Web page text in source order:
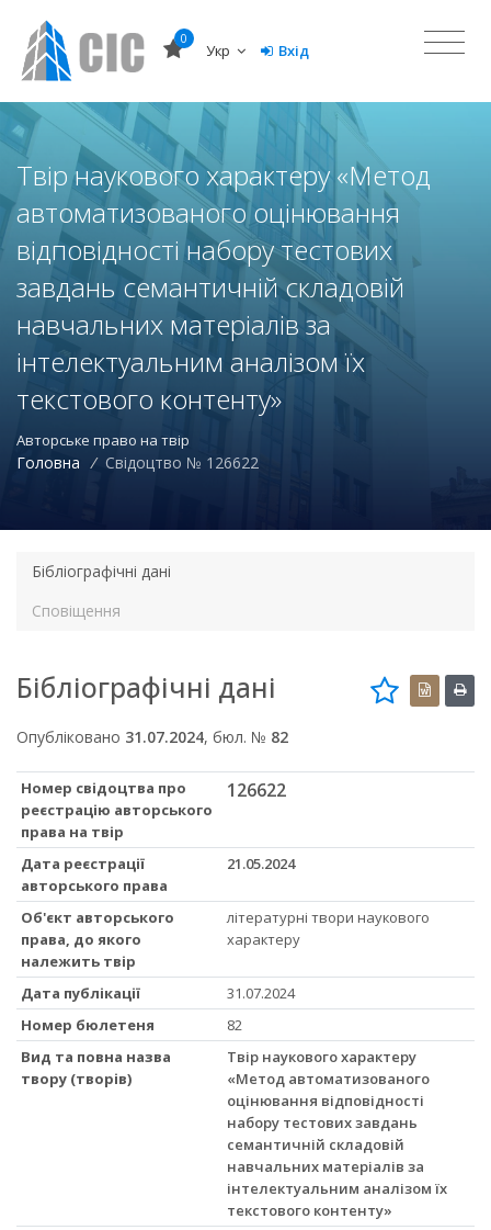
0
Укр Вхід
Твір наукового характеру «Метод
автоматизованого оцінювання
відповідності набору тестових
завдань семантичній складовій
навчальних матеріалів за
інтелектуальним аналізом їх
текстового контенту»
Авторське право на твір
Головна / Свідоцтво № 126622
Бібліографічні дані
Сповіщення
Бібліографічні дані
Опубліковано 31.07.2024, бюл. № 82
Номер свідоцтва про
реєстрацію авторського
права на твір
126622
Дата реєстрації
авторського права
21.05.2024
Об'єкт авторського
права, до якого
належить твір
літературні твори наукового
характеру
Дата публікації
31.07.2024
Номер бюлетеня
82
Вид та повна назва
твору (творів)
Твір наукового характеру
«Метод автоматизованого
оцінювання відповідності
набору тестових завдань
семантичній складовій
навчальних матеріалів за
інтелектуальним аналізом їх
текстового контенту»